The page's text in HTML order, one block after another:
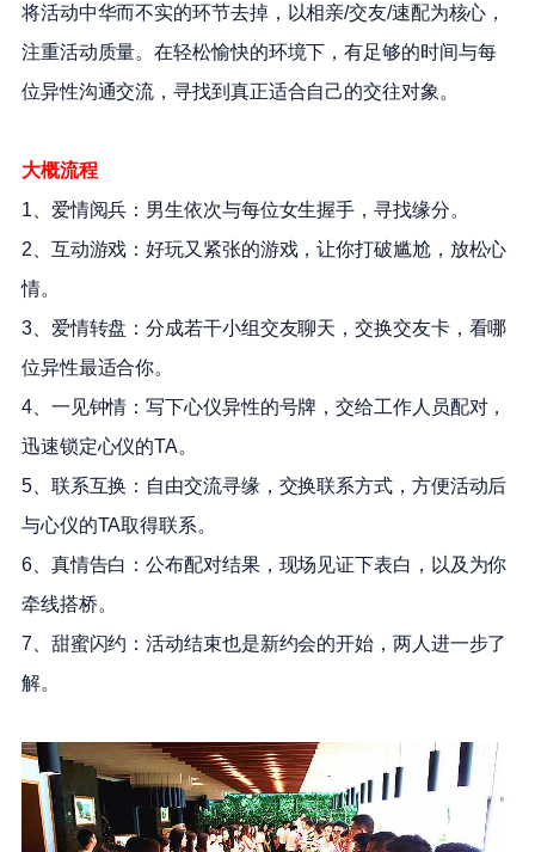
将活动中华而不实的环节去掉，以相亲/交友/速配为核心，
注重活动质量。在轻松愉快的环境下，有足够的时间与每
位异性沟通交流，寻找到真正适合自己的交往对象。
大概流程
1、爱情阅兵：男生依次与每位女生握手，寻找缘分。
2、互动游戏：好玩又紧张的游戏，让你打破尴尬，放松心
情。
3、爱情转盘：分成若干小组交友聊天，交换交友卡，看哪
位异性最适合你。
4、一见钟情：写下心仪异性的号牌，交给工作人员配对，
迅速锁定心仪的TA。
5、联系互换：自由交流寻缘，交换联系方式，方便活动后
与心仪的TA取得联系。
6、真情告白：公布配对结果，现场见证下表白，以及为你
牵线搭桥。
7、甜蜜闪约：活动结束也是新约会的开始，两人进一步了
解。